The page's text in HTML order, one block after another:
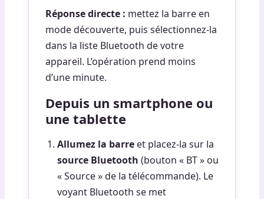
Réponse directe : mettez la barre en
mode découverte, puis sélectionnez-la
dans la liste Bluetooth de votre
appareil. L’opération prend moins
d’une minute.
Depuis un smartphone ou
une tablette
Allumez la barreet placez-la sur la
source Bluetooth (bouton « BT » ou
« Source » de la télécommande). Le
voyant Bluetooth se met